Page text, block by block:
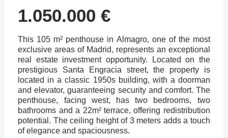
1.050.000 €
This 105 m² penthouse in Almagro, one of the most
exclusive areas of Madrid, represents an exceptional
real estate investment opportunity. Located on the
prestigious Santa Engracia street, the property is
located in a classic 1950s building, with a doorman
and elevator, guaranteeing security and comfort. The
penthouse, facing west, has two bedrooms, two
bathrooms and a 22m² terrace, offering redistribution
potential. The ceiling height of 3 meters adds a touch
of elegance and spaciousness.